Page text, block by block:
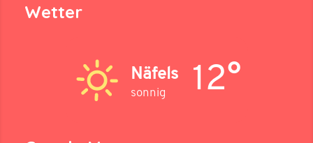
Wetter
Näfels
sonnig 12°